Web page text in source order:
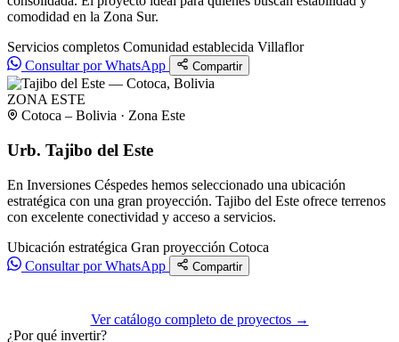
comodidad en la Zona Sur.
Servicios completos Comunidad establecida Villaflor
Consultar por WhatsApp
Compartir
ZONA ESTE
Cotoca – Bolivia · Zona Este
Urb. Tajibo del Este
En Inversiones Céspedes hemos seleccionado una ubicación
estratégica con una gran proyección. Tajibo del Este ofrece terrenos
con excelente conectividad y acceso a servicios.
Ubicación estratégica Gran proyección Cotoca
Consultar por WhatsApp
Compartir
Ver catálogo completo de proyectos →
¿Por qué invertir?